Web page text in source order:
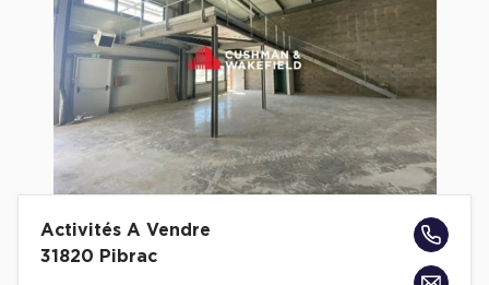
Activités A Vendre
31820 Pibrac